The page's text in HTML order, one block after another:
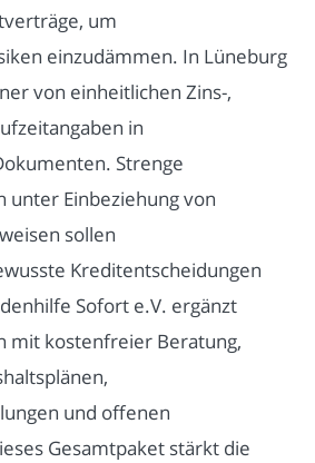
um
einzudämmen. In Lüneburg
von einheitlichen Zins-,
in
Strenge
unter Einbeziehung von
sollen
Kreditentscheidungen
Sofort e.V. ergänzt
mit kostenfreier Beratung,
und offenen
Gesamtpaket stärkt die